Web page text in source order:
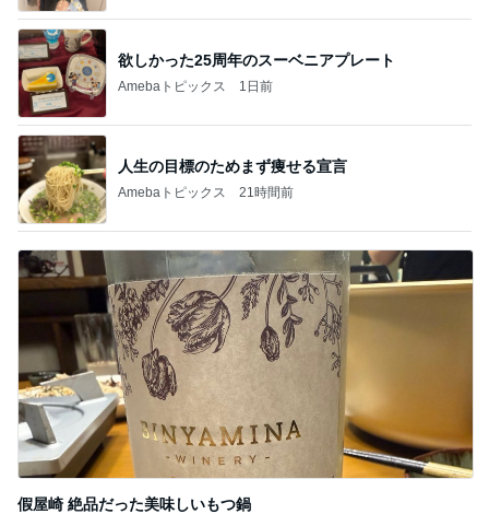
欲しかった25周年のスーベニアプレート
Amebaトピックス 1日前
人生の目標のためまず痩せる宣言
Amebaトピックス 21時間前
假屋崎 絶品だった美味しいもつ鍋